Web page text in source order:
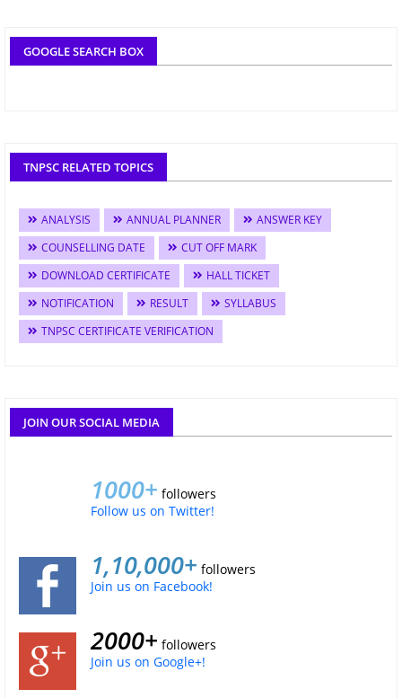
GOOGLE SEARCH BOX
TNPSC RELATED TOPICS
ANALYSIS ANNUAL PLANNER
ANSWER KEY
COUNSELLING DATE
CUT OFF MARK
DOWNLOAD CERTIFICATE
HALL TICKET
NOTIFICATION
RESULT
SYLLABUS
TNPSC CERTIFICATE VERIFICATION
JOIN OUR SOCIAL MEDIA
1000+ followers
Follow us on Twitter!
1,10,000+ followers
Join us on Facebook!
2000+ followers
Join us on Google+!